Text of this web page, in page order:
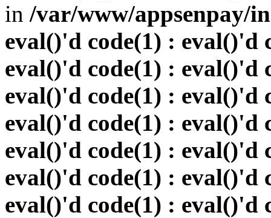
in /var/www/appsenpay/
eval()'d code(1) : eval()'d
eval()'d code(1) : eval()'d
eval()'d code(1) : eval()'d
eval()'d code(1) : eval()'d
eval()'d code(1) : eval()'d
eval()'d code(1) : eval()'d
eval()'d code(1) : eval()'d